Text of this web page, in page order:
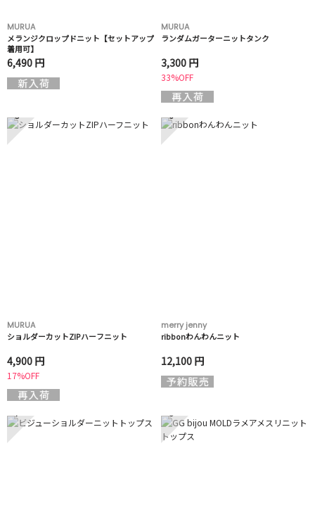
MURUA
メランジクロップドニット【セットアップ
着用可】
6,490 円
MURUA
ランダムガーターニットタンク
3,300 円
33%OFF
5
MURUA
ショルダーカットZIPハーフニット
4,900 円
17%OFF
6
merry jenny
ribbonわんわんニット
12,100 円
7 8